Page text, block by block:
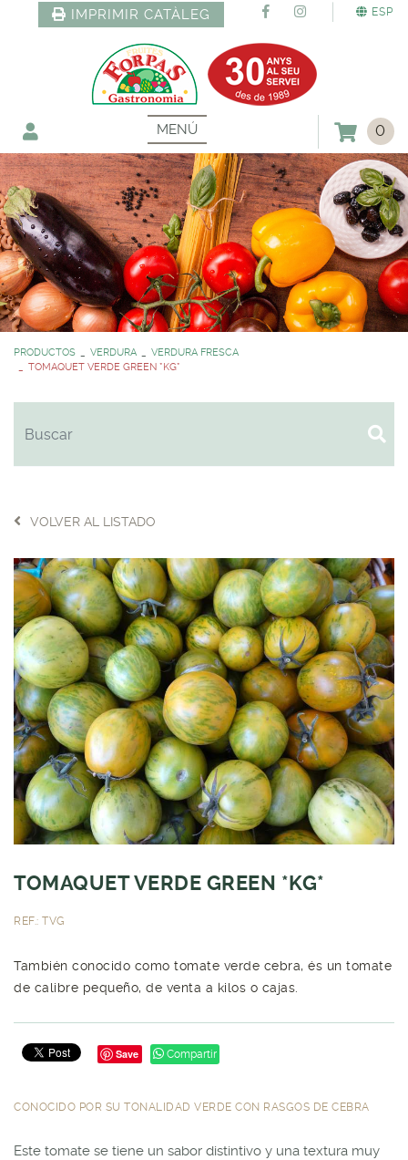
ESP
IMPRIMIR CATÀLEG
MENÚ 0
PRODUCTOS VERDURA
VERDURA FRESCA
TOMAQUET VERDE GREEN *KG*
VOLVER AL LISTADO
TOMAQUET VERDE GREEN *KG*
REF.: TVG
También conocido como tomate verde cebra, és un tomate
de calibre pequeño, de venta a kilos o cajas.
Save Compartir
CONOCIDO POR SU TONALIDAD VERDE CON RASGOS DE CEBRA
Este tomate se tiene un sabor distintivo y una textura muy